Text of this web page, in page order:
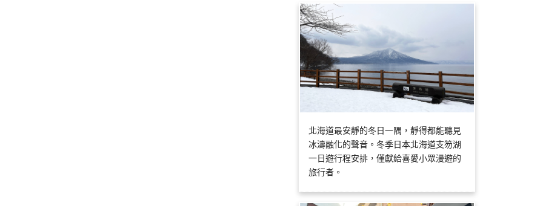
北海道最安靜的冬日一隅，靜得都能聽見
冰濤融化的聲音。冬季日本北海道支笏湖
一日遊行程安排，僅獻給喜愛小眾漫遊的
旅行者。